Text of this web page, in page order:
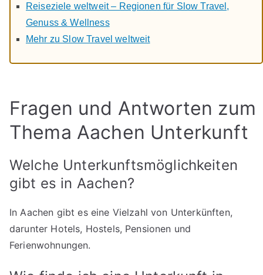
Reiseziele weltweit – Regionen für Slow Travel,
Genuss & Wellness
Mehr zu Slow Travel weltweit
Fragen und Antworten zum
Thema Aachen Unterkunft
Welche Unterkunftsmöglichkeiten
gibt es in Aachen?
In Aachen gibt es eine Vielzahl von Unterkünften,
darunter Hotels, Hostels, Pensionen und
Ferienwohnungen.